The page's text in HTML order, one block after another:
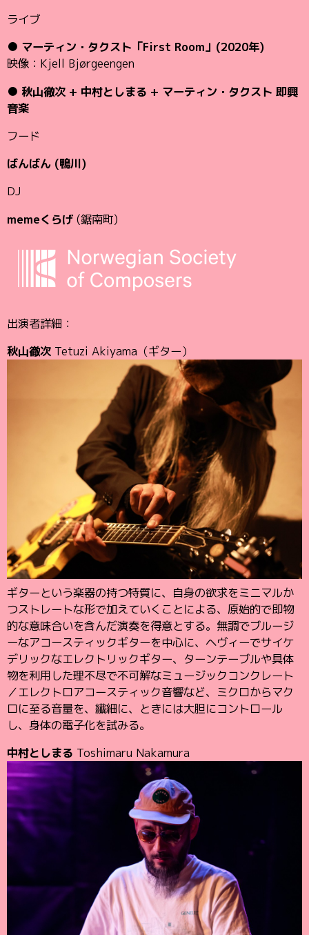
ライブ
● マーティン・タクスト「First Room」(2020年)
映像：Kjell Bjørgeengen
● 秋山徹次 + 中村としまる + マーティン・タクスト 即興
音楽
フード
ばんばん (鴨川)
DJ
memeくらげ(鋸南町)
出演者詳細：
秋山徹次 Tetuzi Akiyama（ギター）
ギターという楽器の持つ特質に、自身の欲求をミニマルか
つストレートな形で加えていくことによる、原始的で即物
的な意味合いを含んだ演奏を得意とする。無調でブルージ
ーなアコースティックギターを中心に、ヘヴィーでサイケ
デリックなエレクトリックギター、ターンテーブルや具体
物を利用した理不尽で不可解なミュージックコンクレート
／エレクトロアコースティック音響など、ミクロからマク
ロに至る音量を、繊細に、ときには大胆にコントロール
し、身体の電子化を試みる。
中村としまる Toshimaru Nakamura